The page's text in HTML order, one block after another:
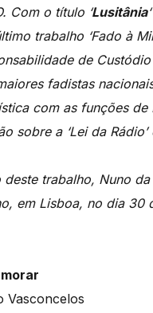
Com o título ‘Lusitânia
trabalho ‘Fado à
de
fadistas
com as funções
sobre a ‘Lei da
trabalho, Nuno
em Lisboa, no dia 30
Vasconcelos